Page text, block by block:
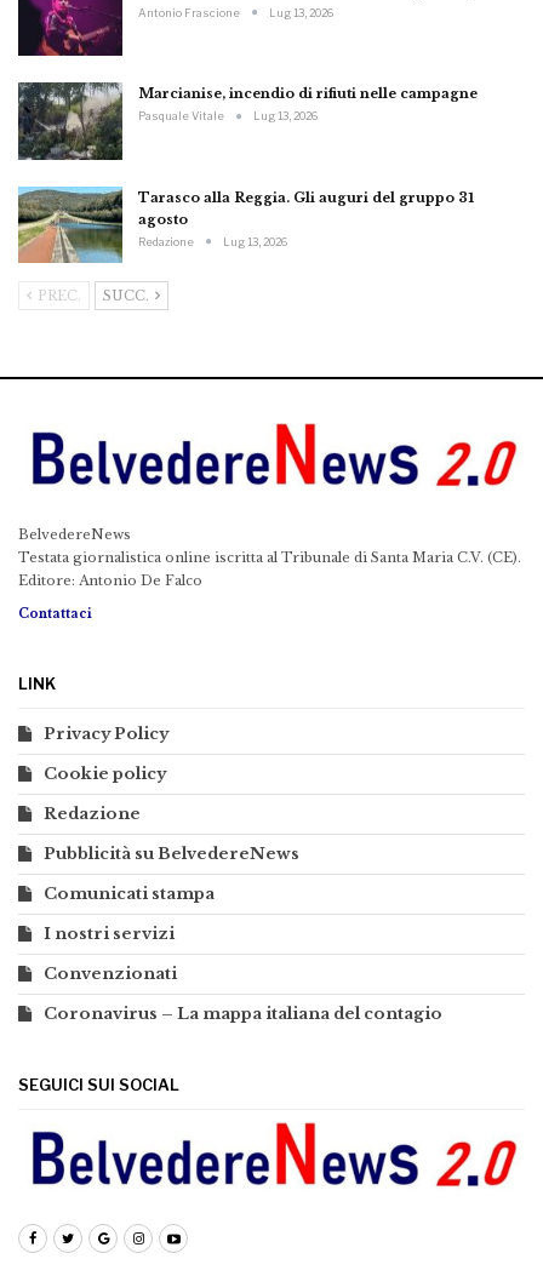
Antonio Frascione Lug 13, 2026
Marcianise, incendio di rifiuti nelle campagne
Pasquale Vitale Lug 13, 2026
Tarasco alla Reggia. Gli auguri del gruppo 31
agosto
Redazione Lug 13, 2026
PREC. SUCC.
BelvedereNews
Testata giornalistica online iscritta al Tribunale di Santa Maria C.V. (CE).
Editore: Antonio De Falco
Contattaci
LINK
Privacy Policy
Cookie policy
Redazione
Pubblicità su BelvedereNews
Comunicati stampa
I nostri servizi
Convenzionati
Coronavirus – La mappa italiana del contagio
SEGUICI SUI SOCIAL